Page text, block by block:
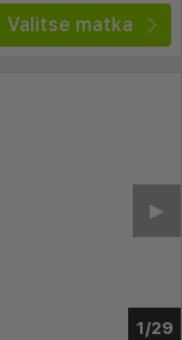
Valitse matka
1/23
▶︎